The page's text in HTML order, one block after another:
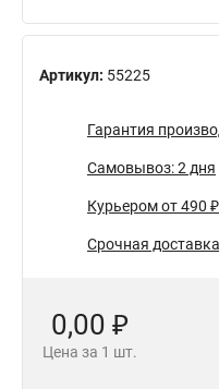
Артикул: 55225
Гарантия
Самовывоз: 2 дня
Курьером от 490 ₽
Срочная
0,00 ₽
Цена за 1 шт.